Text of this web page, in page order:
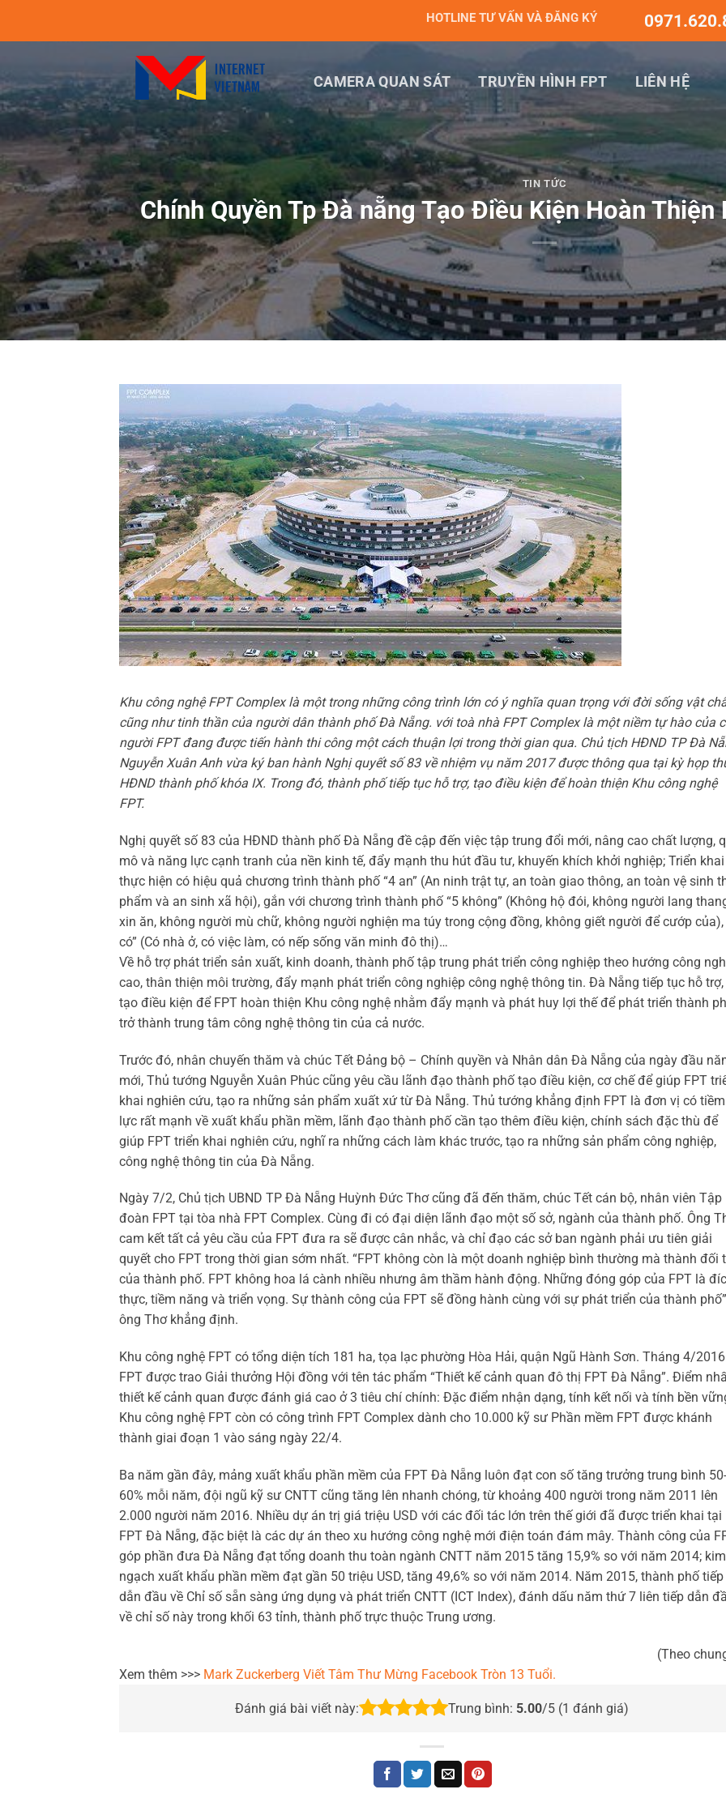
HOTLINE TƯ VẤN VÀ ĐĂNG KÝ
CAMERA QUAN SÁT TRUYỀN HÌNH FPT LIÊN HỆ
TIN TỨC
Chính Quyền Tp Đà nẵng Tạo Điều Kiện Hoàn Thiện
Khu công nghệ FPT Complex là một trong những công trình lớn có ý nghĩa quan trọng với đời sống vật
cũng như tinh thần của người dân thành phố Đà Nẵng. với toà nhà FPT Complex là một niềm tự hào của
người FPT đang được tiến hành thi công một cách thuận lợi trong thời gian qua. Chủ tịch HĐND TP Đà
Nguyễn Xuân Anh vừa ký ban hành Nghị quyết số 83 về nhiệm vụ năm 2017 được thông qua tại kỳ họp
HĐND thành phố khóa IX. Trong đó, thành phố tiếp tục hỗ trợ, tạo điều kiện để hoàn thiện Khu công nghệ
FPT.
Nghị quyết số 83 của HĐND thành phố Đà Nẵng đề cập đến việc tập trung đổi mới, nâng cao chất lượng,
mô và năng lực cạnh tranh của nền kinh tế, đẩy mạnh thu hút đầu tư, khuyến khích khởi nghiệp; Triển khai
thực hiện có hiệu quả chương trình thành phố “4 an” (An ninh trật tự, an toàn giao thông, an toàn vệ sinh
phẩm và an sinh xã hội), gắn với chương trình thành phố “5 không” (Không hộ đói, không người lang
xin ăn, không người mù chữ, không người nghiện ma túy trong cộng đồng, không giết người để cướp của),
có” (Có nhà ở, có việc làm, có nếp sống văn minh đô thị)…
Về hỗ trợ phát triển sản xuất, kinh doanh, thành phố tập trung phát triển công nghiệp theo hướng công
cao, thân thiện môi trường, đẩy mạnh phát triển công nghiệp công nghệ thông tin. Đà Nẵng tiếp tục hỗ trợ,
tạo điều kiện để FPT hoàn thiện Khu công nghệ nhằm đẩy mạnh và phát huy lợi thế để phát triển thành
trở thành trung tâm công nghệ thông tin của cả nước.
Trước đó, nhân chuyến thăm và chúc Tết Đảng bộ – Chính quyền và Nhân dân Đà Nẵng của ngày đầu
mới, Thủ tướng Nguyễn Xuân Phúc cũng yêu cầu lãnh đạo thành phố tạo điều kiện, cơ chế để giúp FPT
khai nghiên cứu, tạo ra những sản phẩm xuất xứ từ Đà Nẵng. Thủ tướng khẳng định FPT là đơn vị có tiềm
lực rất mạnh về xuất khẩu phần mềm, lãnh đạo thành phố cần tạo thêm điều kiện, chính sách đặc thù để
giúp FPT triển khai nghiên cứu, nghĩ ra những cách làm khác trước, tạo ra những sản phẩm công nghiệp,
công nghệ thông tin của Đà Nẵng.
Ngày 7/2, Chủ tịch UBND TP Đà Nẵng Huỳnh Đức Thơ cũng đã đến thăm, chúc Tết cán bộ, nhân viên Tập
đoàn FPT tại tòa nhà FPT Complex. Cùng đi có đại diện lãnh đạo một số sở, ngành của thành phố. Ông
cam kết tất cả yêu cầu của FPT đưa ra sẽ được cân nhắc, và chỉ đạo các sở ban ngành phải ưu tiên giải
quyết cho FPT trong thời gian sớm nhất. “FPT không còn là một doanh nghiệp bình thường mà thành đối
của thành phố. FPT không hoa lá cành nhiều nhưng âm thầm hành động. Những đóng góp của FPT là
thực, tiềm năng và triển vọng. Sự thành công của FPT sẽ đồng hành cùng với sự phát triển của thành
ông Thơ khẳng định.
Khu công nghệ FPT có tổng diện tích 181 ha, tọa lạc phường Hòa Hải, quận Ngũ Hành Sơn. Tháng 4/
FPT được trao Giải thưởng Hội đồng với tên tác phẩm “Thiết kế cảnh quan đô thị FPT Đà Nẵng”. Điểm
thiết kế cảnh quan được đánh giá cao ở 3 tiêu chí chính: Đặc điểm nhận dạng, tính kết nối và tính bền
Khu công nghệ FPT còn có công trình FPT Complex dành cho 10.000 kỹ sư Phần mềm FPT được khánh
thành giai đoạn 1 vào sáng ngày 22/4.
Ba năm gần đây, mảng xuất khẩu phần mềm của FPT Đà Nẵng luôn đạt con số tăng trưởng trung bình 50-
60% mỗi năm, đội ngũ kỹ sư CNTT cũng tăng lên nhanh chóng, từ khoảng 400 người trong năm 2011 lên
2.000 người năm 2016. Nhiều dự án trị giá triệu USD với các đối tác lớn trên thế giới đã được triển khai tại
FPT Đà Nẵng, đặc biệt là các dự án theo xu hướng công nghệ mới điện toán đám mây. Thành công của
góp phần đưa Đà Nẵng đạt tổng doanh thu toàn ngành CNTT năm 2015 tăng 15,9% so với năm 2014; kim
ngạch xuất khẩu phần mềm đạt gần 50 triệu USD, tăng 49,6% so với năm 2014. Năm 2015, thành phố
dẫn đầu về Chỉ số sẵn sàng ứng dụng và phát triển CNTT (ICT Index), đánh dấu năm thứ 7 liên tiếp dẫn
về chỉ số này trong khối 63 tỉnh, thành phố trực thuộc Trung ương.
(Theo
Xem thêm >>> Mark Zuckerberg Viết Tâm Thư Mừng Facebook Tròn 13 Tuổi.
Đánh giá bài viết này: Trung bình: 5.00/5 (1 đánh giá)